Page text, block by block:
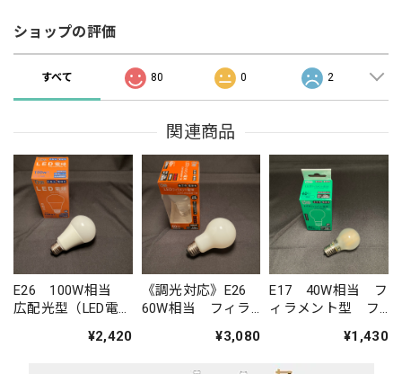
ショップの評価
すべて 80 0 2
関連商品
E26 100W相当
広配光型（LED電
¥2,420
《調光対応》E26
60W相当 フィラ
トタイプ（LED電
¥3,080
E17 40W相当 フ
ィラメント型 フ
¥1,430